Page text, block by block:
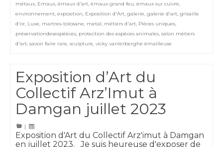
métaux, Emaux, émaux d'art, émaux grand feu, émaux sur cuivre,
environnement, exposition, Exposition d'Art, galerie, galerie d'art, grisaille
d'or, Luxe, martres-tolosane, metal, métiers d'art, Pièces uniques,
préservationdesespéèces, protection des espèces animales, salon métiers
d'art, savoir faire rare, sculpture, vicky vanlerberghe émailleuse
Exposition d’Art du
Collectif Arz’Imut à
Damgan juillet 2023
|
Exposition d'Art du Collectif Arz'imut à Damgan
en juillet 2023. Je suis heureuse d'exposer de